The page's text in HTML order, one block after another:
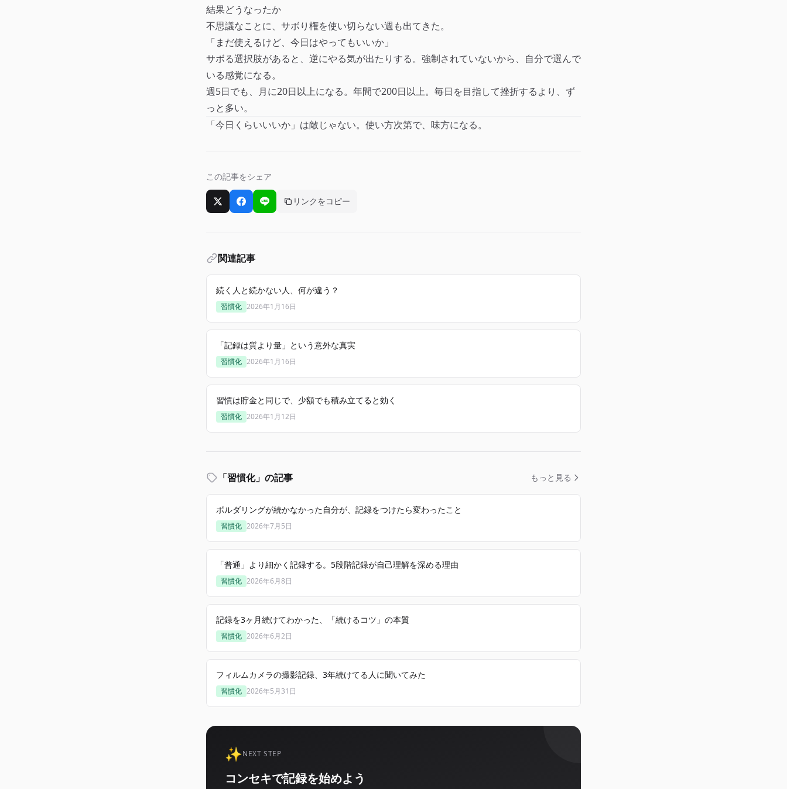
結果どうなったか
不思議なことに、サボり権を使い切らない週も出てきた。
「まだ使えるけど、今日はやってもいいか」
サボる選択肢があると、逆にやる気が出たりする。強制されていないから、自分で選んで
いる感覚になる。
週5日でも、月に20日以上になる。年間で200日以上。毎日を目指して挫折するより、ず
っと多い。
「今日くらいいいか」は敵じゃない。使い方次第で、味方になる。
この記事をシェア
XでシェアFacebookでシェア
LINEでシェアリンクをコピー
関連記事
続く人と続かない人、何が違う？
習慣化 2026年1月16日
「記録は質より量」という意外な真実
習慣化 2026年1月16日
習慣は貯金と同じで、少額でも積み立てると効く
習慣化 2026年1月12日
「習慣化」の記事 もっと見る
ボルダリングが続かなかった自分が、記録をつけたら変わったこと
習慣化 2026年7月5日
「普通」より細かく記録する。5段階記録が自己理解を深める理由
習慣化 2026年6月8日
記録を3ヶ月続けてわかった、「続けるコツ」の本質
習慣化 2026年6月2日
フィルムカメラの撮影記録、3年続けてる人に聞いてみた
習慣化 2026年5月31日
✨NEXT STEP
コンセキで記録を始めよう